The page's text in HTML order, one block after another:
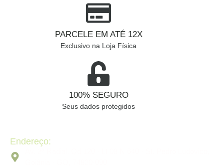
PARCELE EM ATÉ 12X
Exclusivo na Loja Física
100% SEGURO
Seus dados protegidos
Endereço: